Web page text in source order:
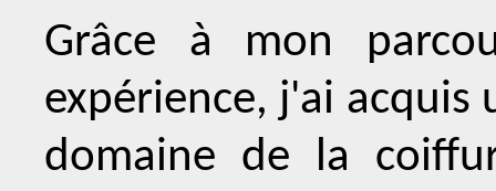
Grâce à mon
expérience, j'ai acquis
domaine de la